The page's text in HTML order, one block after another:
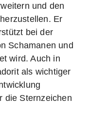
und den
Er
bei der
Schamanen und
wird. Auch in
als wichtiger
die Sternzeichen